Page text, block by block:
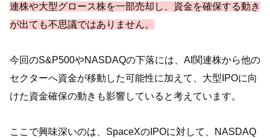
連株や大型グロース株を一部売却し、資金を確保する動き
が出ても不思議ではありません。
今回のS&P500やNASDAQの下落には、AI関連株から他の
セクターへ資金が移動した可能性に加えて、大型IPOに向
けた資金確保の動きも影響していると考えています。
ここで興味深いのは、SpaceXのIPOに対して、NASDAQ